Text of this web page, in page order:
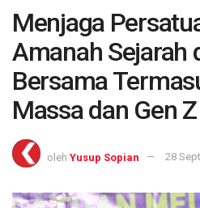
Menjaga
Amanah Sejarah
Bersama
Massa dan Gen Z
oleh Yusup Sopian 28